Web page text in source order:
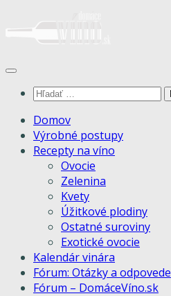
to
Hľadať:
Domov
Výrobné postupy
Recepty na víno
Ovocie
Zelenina
Kvety
Úžitkové plodiny
Ostatné suroviny
Exotické ovocie
Kalendár vinára
Fórum: Otázky a odpovede
Fórum – DomáceVíno.sk